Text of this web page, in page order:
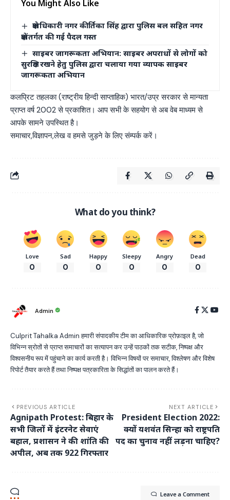
You Might Also Like
क्षेत्राधिकारी नगर कीर्तिका सिंह द्वारा पुलिस बल सहित नगर
क्षेत्रांतर्गत की गई पैदल गस्त
साइबर जागरूकता अभियान: साइबर अपराधों से लोगों को
सुरक्षित रखने हेतु पुलिस द्वारा चलाया गया व्यापक साइबर
जागरूकता अभियान
कलप्रिट तहलका (राष्ट्रीय हिन्दी साप्ताहिक) भारत/उप्र सरकार से मान्यता
प्राप्त वर्ष 2002 से प्रकाशित। आप सभी के सहयोग से अब वेब माध्यम से
आपके सामने उपस्थित है।
समाचार,विज्ञापन,लेख व हमसे जुड़ने के लिए संम्पर्क करें।
What do you think?
Love
0
Sad
0
Happy
0
Sleepy
0
Angry
0
Dead
0
Admin
Culprit Tahalka Admin हमारी संपादकीय टीम का आधिकारिक प्रोफ़ाइल है, जो
विभिन्न स्रोतों से प्राप्त समाचारों का सत्यापन कर उन्हें पाठकों तक सटीक, निष्पक्ष और
विश्वसनीय रूप में पहुंचाने का कार्य करती है। विभिन्न विषयों पर समाचार, विश्लेषण और विशेष
रिपोर्ट तैयार करते हैं तथा निष्पक्ष पत्रकारिता के सिद्धांतों का पालन करते हैं।
PREVIOUS ARTICLE
Agnipath Protest: बिहार के
सभी जिलों में इंटरनेट सेवाएं
बहाल, प्रशासन ने की शांति की
अपील, अब तक 922 गिरफ्तार
NEXT ARTICLE
President Election 2022:
क्यों यशवंत सिन्हा को राष्ट्रपति
पद का चुनाव नहीं लड़ना चाहिए?
Leave a Comment